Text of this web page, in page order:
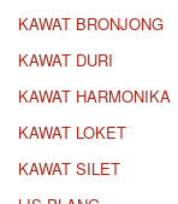
KAWAT BRONJONG
KAWAT DURI
KAWAT HARMONIKA
KAWAT LOKET
KAWAT SILET